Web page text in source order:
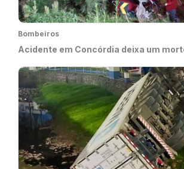
Bombeiros
Acidente em Concórdia deixa um